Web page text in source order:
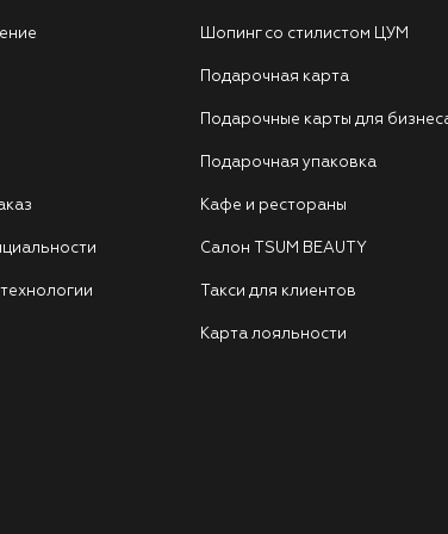
Шопинг со стилистом ЦУМ
Подарочная карта
Подарочные карты для
Подарочная упаковка
Кафе и рестораны
Салон TSUM BEAUTY
Такси для клиентов
Карта лояльности